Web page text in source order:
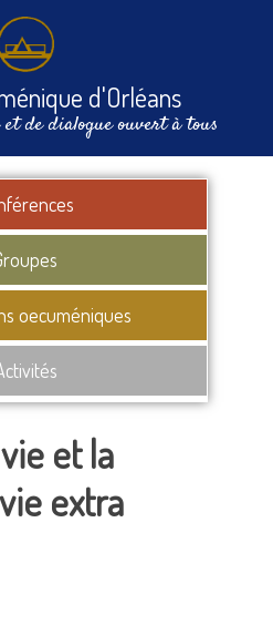
d'Orléans
de dialogue ouvert à tous
oecuméniques
et la
extra